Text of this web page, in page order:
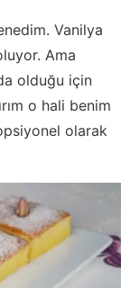
Vanilya
Ama
olduğu için
o hali benim
olarak